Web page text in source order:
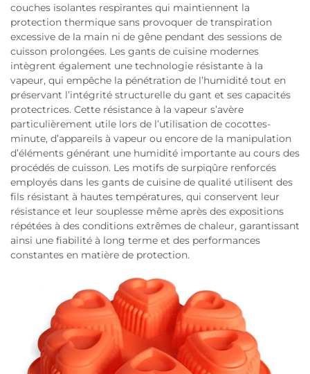
couches isolantes respirantes qui maintiennent la
protection thermique sans provoquer de transpiration
excessive de la main ni de gêne pendant des sessions de
cuisson prolongées. Les gants de cuisine modernes
intègrent également une technologie résistante à la
vapeur, qui empêche la pénétration de l’humidité tout en
préservant l’intégrité structurelle du gant et ses capacités
protectrices. Cette résistance à la vapeur s’avère
particulièrement utile lors de l’utilisation de cocottes-
minute, d’appareils à vapeur ou encore de la manipulation
d’éléments générant une humidité importante au cours des
procédés de cuisson. Les motifs de surpiqûre renforcés
employés dans les gants de cuisine de qualité utilisent des
fils résistant à hautes températures, qui conservent leur
résistance et leur souplesse même après des expositions
répétées à des conditions extrêmes de chaleur, garantissant
ainsi une fiabilité à long terme et des performances
constantes en matière de protection.